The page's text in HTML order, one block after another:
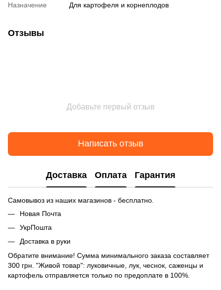
Назначение Для картофеля и корнеплодов
Отзывы
Добавьте первый отзыв
Написать отзыв
Доставка Оплата Гарантия
Самовывоз из наших магазинов - бесплатно.
Новая Почта
УкрПошта
Доставка в руки
Обратите внимание! Сумма минимального заказа составляет
300 грн. "Живой товар": луковичные, лук, чеснок, саженцы и
картофель отправляется только по предоплате в 100%.